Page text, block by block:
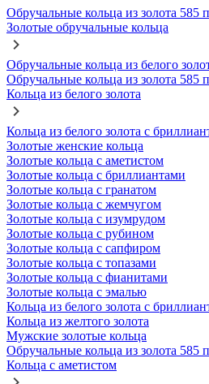
Обручальные кольца из золота 585
Золотые обручальные кольца
Обручальные кольца из белого
Обручальные кольца из золота 585
Кольца из белого золота
Кольца из белого золота с
Золотые женские кольца
Золотые кольца с аметистом
Золотые кольца с бриллиантами
Золотые кольца с гранатом
Золотые кольца с жемчугом
Золотые кольца с изумрудом
Золотые кольца с рубином
Золотые кольца с сапфиром
Золотые кольца с топазами
Золотые кольца с фианитами
Золотые кольца с эмалью
Кольца из белого золота с
Кольца из желтого золота
Мужские золотые кольца
Обручальные кольца из золота 585
Кольца с аметистом